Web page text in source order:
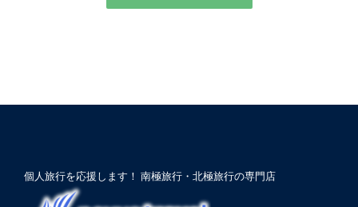
個人旅行を応援します！ 南極旅行・北極旅行の専門店